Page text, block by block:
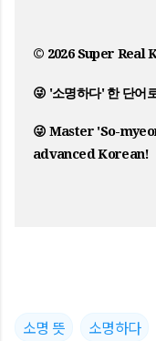
© 2026 Super Real
😜 '소명하다' 한 단어
😜 Master 'So-
advanced Korean!
소명 뜻 소명하다